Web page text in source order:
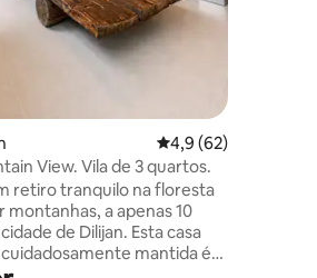
4,9 de uma
4,9 (62)
View. Vila de 3 quartos.
retiro tranquilo na floresta
montanhas, a apenas 10
de Dilijan. Esta casa
mantida é